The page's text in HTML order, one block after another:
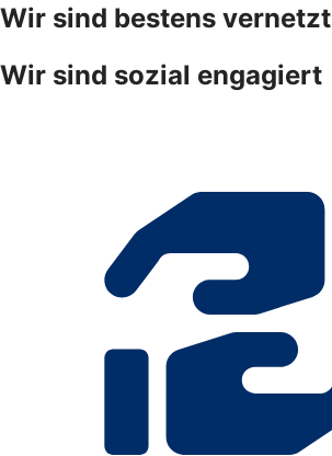
Wir sind bestens vernetzt
Wir sind sozial engagiert